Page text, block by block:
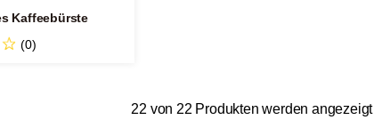
Kaffeebürste
(0)
22 von 22 Produkten werden angezeigt